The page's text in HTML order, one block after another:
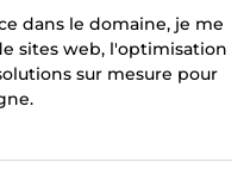
dans le domaine, je me
sites web, l'optimisation
sur mesure pour